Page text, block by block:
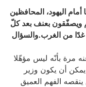
اليهود، المحافظين
ويصفّقون بعنف بعد كلّ
من الغرب.والسؤال
مرة بأنّه ليس مؤهّلا
أن يكون وزير
ينقصه الفهم العميق